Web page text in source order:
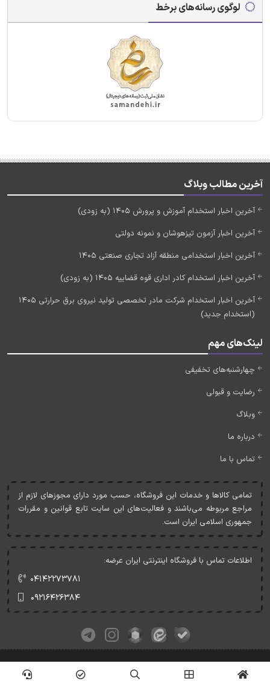
لوگوی رسانه‌های برخط
آخرین مطالب وبلاگ
آخرین اخبار استخدام آموزش و پرورش 1405 (به زودی)
آخرین اخبار آزمون تیزهوشان و نمونه دولتی
آخرین اخبار استخدامی منطقه آزاد تجاری صنعتی 1405
آخرین اخبار استخدام کادر اداری قوه قضاییه 1405 (به زودی)
آخرین اخبار استخدام شرکت مادر تخصصی تولید نیروی برق حرارتی 1405
(استخدام جدید)
لینک‌های مهم
چهارشنبه‌های تخفیفی
رضایت و قبولی
وبلاگ
درباره ما
تماس با ما
تمامی کالاها و خدمات اين فروشگاه، حسب مورد دارای مجوزهای لازم از
مراجع مربوطه می‌باشند و فعاليت‌های اين سايت تابع قوانين و مقررات
جمهوری اسلامی ايران است.
اطلاعات تماس با فروشگاه اینترنتی ایران عرضه:
۰۴۱۴۲۲۷۳۷۸۱
۰۹۲۱۶۴۲۶۳۸۴
کلیه حقوق این وبسایت متعلق به ایران عرضه می‌باشد.